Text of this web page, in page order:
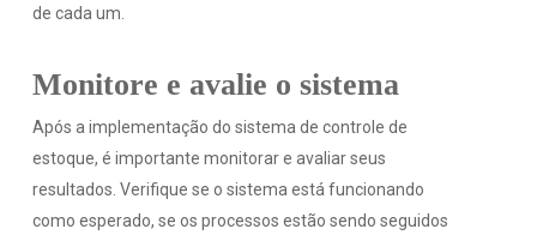
de cada um.
Monitore e avalie o sistema
Após a implementação do sistema de controle de
estoque, é importante monitorar e avaliar seus
resultados. Verifique se o sistema está funcionando
como esperado, se os processos estão sendo seguidos